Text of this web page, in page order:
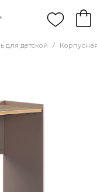
для детской /